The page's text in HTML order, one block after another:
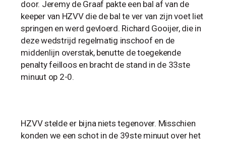
door. Jeremy de Graaf pakte een bal af van de
keeper van HZVV die de bal te ver van zijn voet liet
springen en werd gevloerd. Richard Gooijer, die in
deze wedstrijd regelmatig inschoof en de
middenlijn overstak, benutte de toegekende
penalty feilloos en bracht de stand in de 33ste
minuut op 2-0.
HZVV stelde er bijna niets tegenover. Misschien
konden we een schot in de 39ste minuut over het